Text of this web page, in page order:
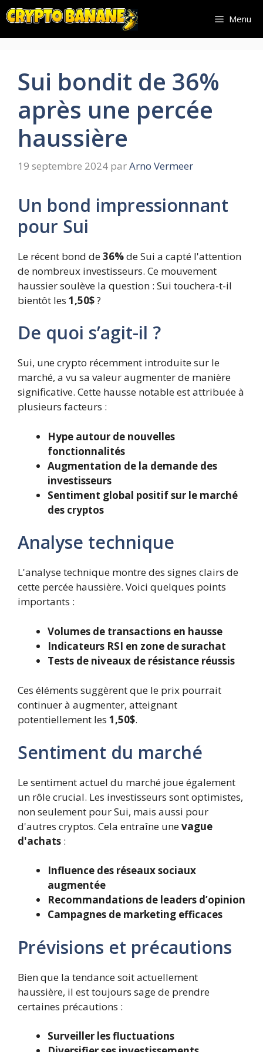
Aller
au
contenu
Menu
Sui bondit de 36%
après une percée
haussière
19 septembre 2024 parArno Vermeer
Un bond impressionnant
pour Sui
Le récent bond de36%de Sui a capté l'attention
de nombreux investisseurs. Ce mouvement
haussier soulève la question : Sui touchera-t-il
bientôt les 1,50$?
De quoi s’agit-il ?
Sui, une crypto récemment introduite sur le
marché, a vu sa valeur augmenter de manière
significative. Cette hausse notable est attribuée à
plusieurs facteurs :
Hype autour de nouvelles
fonctionnalités
Augmentation de la demande des
investisseurs
Sentiment global positif sur le marché
des cryptos
Analyse technique
L'analyse technique montre des signes clairs de
cette percée haussière. Voici quelques points
importants :
Volumes de transactions en hausse
Indicateurs RSI en zone de surachat
Tests de niveaux de résistance réussis
Ces éléments suggèrent que le prix pourrait
continuer à augmenter, atteignant
potentiellement les 1,50$.
Sentiment du marché
Le sentiment actuel du marché joue également
un rôle crucial. Les investisseurs sont optimistes,
non seulement pour Sui, mais aussi pour
d'autres cryptos. Cela entraîne unevague
d'achats :
Influence des réseaux sociaux
augmentée
Recommandations de leaders d’opinion
Campagnes de marketing efficaces
Prévisions et précautions
Bien que la tendance soit actuellement
haussière, il est toujours sage de prendre
certaines précautions :
Surveiller les fluctuations